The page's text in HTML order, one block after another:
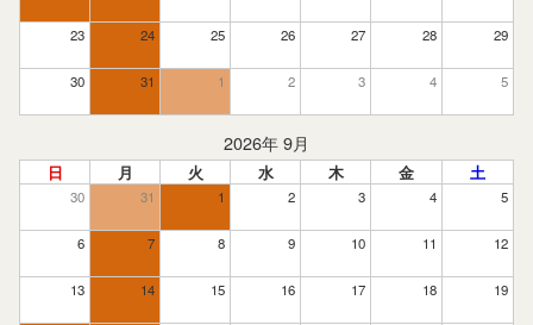
23 24 25 26 27 28 29
30 31 1 2 3 4 5
2026年 9月
日 月 火 水 木 金 土
30 31 1 2 3 4 5
6 7 8 9 10 11 12
13 14 15 16 17 18 19